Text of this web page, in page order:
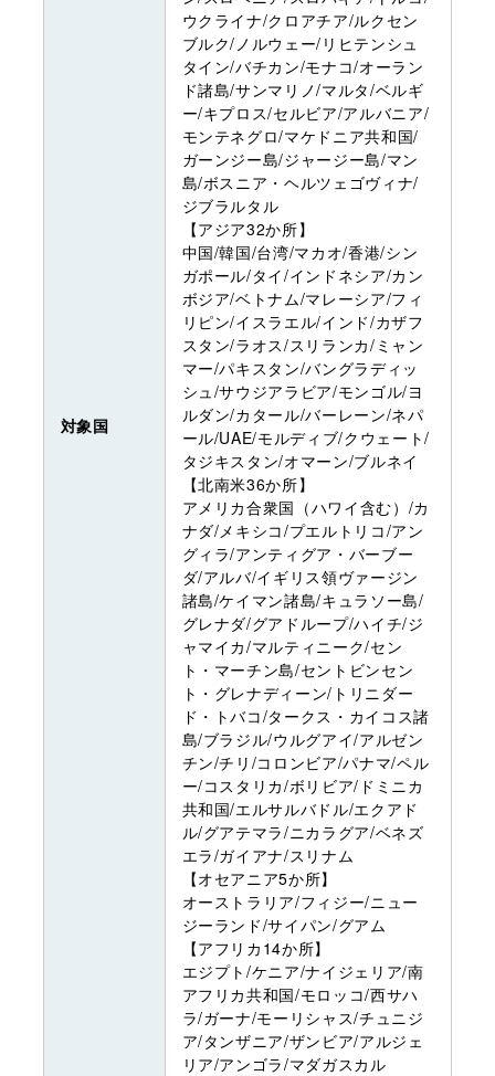
対象国
ウクライナ/クロアチア/ルクセン
ブルク/ノルウェー/リヒテンシュ
タイン/バチカン/モナコ/オーラン
ド諸島/サンマリノ/マルタ/ベルギ
ー/キプロス/セルビア/アルバニア/
モンテネグロ/マケドニア共和国/
ガーンジー島/ジャージー島/マン
島/ボスニア・ヘルツェゴヴィナ/
ジブラルタル
【アジア32か所】
中国/韓国/台湾/マカオ/香港/シン
ガポール/タイ/インドネシア/カン
ボジア/ベトナム/マレーシア/フィ
リピン/イスラエル/インド/カザフ
スタン/ラオス/スリランカ/ミャン
マー/パキスタン/バングラディッ
シュ/サウジアラビア/モンゴル/ヨ
ルダン/カタール/バーレーン/ネパ
ール/UAE/モルディブ/クウェート/
タジキスタン/オマーン/ブルネイ
【北南米36か所】
アメリカ合衆国（ハワイ含む）/カ
ナダ/メキシコ/プエルトリコ/アン
グィラ/アンティグア・バーブー
ダ/アルバ/イギリス領ヴァージン
諸島/ケイマン諸島/キュラソー島/
グレナダ/グアドループ/ハイチ/ジ
ャマイカ/マルティニーク/セン
ト・マーチン島/セントビンセン
ト・グレナディーン/トリニダー
ド・トバコ/タークス・カイコス諸
島/ブラジル/ウルグアイ/アルゼン
チン/チリ/コロンビア/パナマ/ペル
ー/コスタリカ/ボリビア/ドミニカ
共和国/エルサルバドル/エクアド
ル/グアテマラ/ニカラグア/ベネズ
エラ/ガイアナ/スリナム
【オセアニア5か所】
オーストラリア/フィジー/ニュー
ジーランド/サイパン/グアム
【アフリカ14か所】
エジプト/ケニア/ナイジェリア/南
アフリカ共和国/モロッコ/西サハ
ラ/ガーナ/モーリシャス/チュニジ
ア/タンザニア/ザンビア/アルジェ
リア/アンゴラ/マダガスカル